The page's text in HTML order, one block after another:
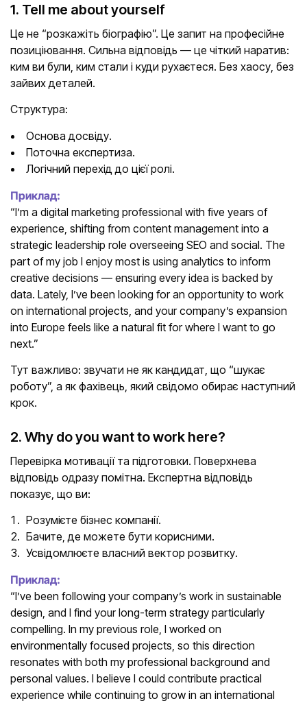
1. Tell me about yourself
Це не “розкажіть біографію”. Це запит на професійне
позиціювання. Сильна відповідь — це чіткий наратив:
ким ви були, ким стали і куди рухаєтеся. Без хаосу, без
зайвих деталей.
Структура:
Основа досвіду.
Поточна експертиза.
Логічний перехід до цієї ролі.
Приклад:
“I’m a digital marketing professional with five years of
experience, shifting from content management into a
strategic leadership role overseeing SEO and social. The
part of my job I enjoy most is using analytics to inform
creative decisions — ensuring every idea is backed by
data. Lately, I’ve been looking for an opportunity to work
on international projects, and your company’s expansion
into Europe feels like a natural fit for where I want to go
next.”
Тут важливо: звучати не як кандидат, що “шукає
роботу”, а як фахівець, який свідомо обирає наступний
крок.
2. Why do you want to work here?
Перевірка мотивації та підготовки. Поверхнева
відповідь одразу помітна. Експертна відповідь
показує, що ви:
Розумієте бізнес компанії.
Бачите, де можете бути корисними.
Усвідомлюєте власний вектор розвитку.
Приклад:
“I’ve been following your company’s work in sustainable
design, and I find your long-term strategy particularly
compelling. In my previous role, I worked on
environmentally focused projects, so this direction
resonates with both my professional background and
personal values. I believe I could contribute practical
experience while continuing to grow in an international